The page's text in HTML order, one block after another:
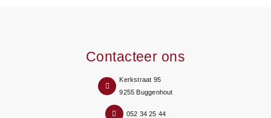
Contacteer ons
Kerkstraat 95
9255 Buggenhout
052 34 25 44